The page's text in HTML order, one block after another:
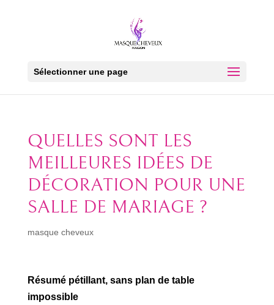
Sélectionner une page
QUELLES SONT LES
MEILLEURES IDÉES DE
DÉCORATION POUR UNE
SALLE DE MARIAGE ?
masque cheveux
Résumé pétillant, sans plan de table
impossible